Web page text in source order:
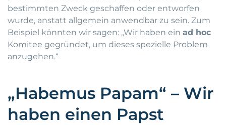
bestimmten Zweck geschaffen oder entworfen
wurde, anstatt allgemein anwendbar zu sein. Zum
Beispiel könnten wir sagen: „Wir haben ein ad hoc
Komitee gegründet, um dieses spezielle Problem
anzugehen.“
„Habemus Papam“ – Wir
haben einen Papst